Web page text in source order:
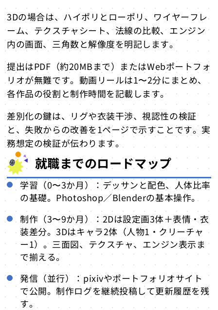
3Dの場合は、ハイポリとローポリ、ワイヤーフレ
ーム、テクスチャシート、法線の比較、エンジン
内の画面、三角数と解像度を明記します。
提出はPDF（約20MBまで）またはWebポートフォ
リオが無難です。動画リールは1〜2分にまとめ、
各作品の役割と制作時間を記載します。
差別化の鍵は、リグや衣装干渉、視認性の検証
と、失敗からの改善を1ページで示すことです。実
務想定の検証が伝わります。
就職までのロードマップ
学習（0〜3か月）：デッサンと配色、人体比率
の基礎。Photoshop／Blenderの基本操作。
制作（3〜9か月）：2Dは設定画3体＋表情・衣
装差分。3Dはキャラ2体（人物1・クリーチャ
ー1）。三面図、テクスチャ、エンジン表示ま
で揃える。
発信（並行）：pixivやポートフォリオサイト
で公開。制作ログを継続投稿して更新履歴を残
す。